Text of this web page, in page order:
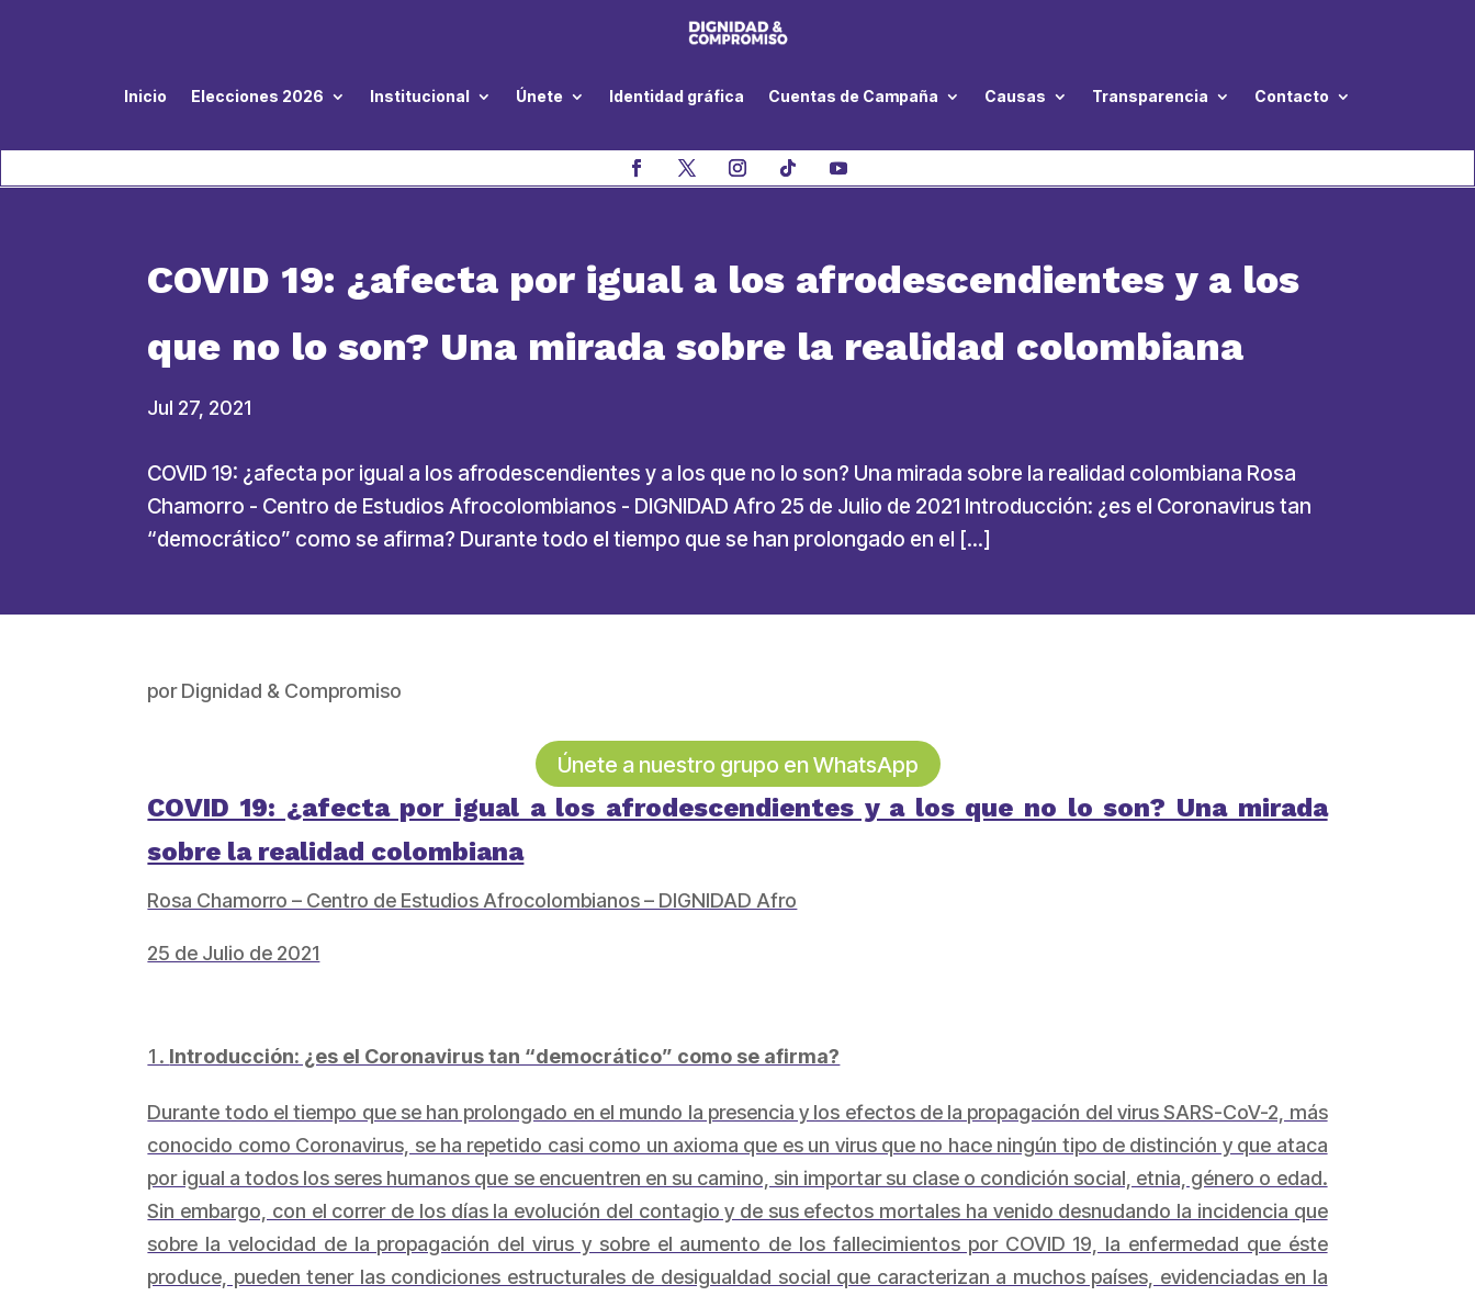
Inicio Elecciones 2026 Institucional Únete Identidad gráfica Cuentas de Campaña Causas Transparencia Contacto
COVID 19: ¿afecta por igual a los afrodescendientes y a los
que no lo son? Una mirada sobre la realidad colombiana
Jul 27, 2021
COVID 19: ¿afecta por igual a los afrodescendientes y a los que no lo son? Una mirada sobre la realidad colombiana Rosa
Chamorro - Centro de Estudios Afrocolombianos - DIGNIDAD Afro 25 de Julio de 2021 Introducción: ¿es el Coronavirus tan
“democrático” como se afirma? Durante todo el tiempo que se han prolongado en el […]
porDignidad & Compromiso
Únete a nuestro grupo en WhatsApp
COVID 19: ¿afecta por igual a los afrodescendientes y a los que no lo son? Una mirada
sobre la realidad colombiana
Rosa Chamorro – Centro de Estudios Afrocolombianos – DIGNIDAD Afro
25 de Julio de 2021
Introducción: ¿es el Coronavirus tan “democrático” como se afirma?
Durante todo el tiempo que se han prolongado en el mundo la presencia y los efectos de la propagación del virus SARS-CoV-2, más
conocido como Coronavirus, se ha repetido casi como un axioma que es un virus que no hace ningún tipo de distinción y que ataca
por igual a todos los seres humanos que se encuentren en su camino, sin importar su clase o condición social, etnia, género o edad.
Sin embargo, con el correr de los días la evolución del contagio y de sus efectos mortales ha venido desnudando la incidencia que
sobre la velocidad de la propagación del virus y sobre el aumento de los fallecimientos por COVID 19, la enfermedad que éste
produce, pueden tener las condiciones estructurales de desigualdad social que caracterizan a muchos países, evidenciadas en la